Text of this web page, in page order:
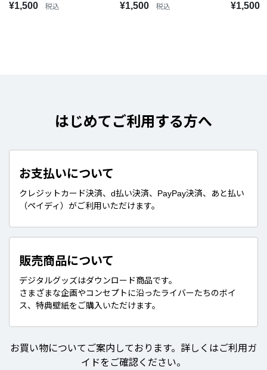
¥1,500 税込 ¥1,500 税込 ¥1,500
はじめてご利用する方へ
お支払いについて
クレジットカード決済、d払い決済、PayPay決済、あと払い
（ペイディ）がご利用いただけます。
販売商品について
デジタルグッズはダウンロード商品です。
さまざまな企画やコンセプトに沿ったライバーたちのボイ
ス、特典壁紙をご購入いただけます。
お買い物についてご案内しております。詳しくはご利用ガ
イドをご確認ください。